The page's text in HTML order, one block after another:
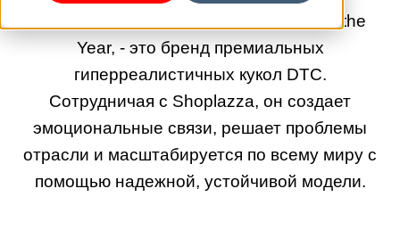
Babeside, 2025 Shoplazza Merchant of the
Year, - это бренд премиальных
гиперреалистичных кукол DTC.
Сотрудничая с Shoplazza, он создает
эмоциональные связи, решает проблемы
отрасли и масштабируется по всему миру с
помощью надежной, устойчивой модели.